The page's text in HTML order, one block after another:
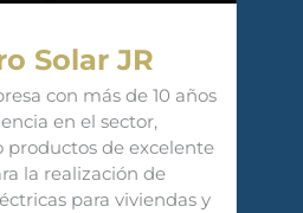
Solar JR
con más de 10 años
en el sector,
productos de excelente
la realización de
para viviendas y